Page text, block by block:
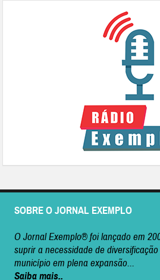
SOBRE O JORNAL EXEMPLO
O Jornal Exemplo® foi lançado em
suprir a necessidade de
município em plena expansão...
Saiba mais..